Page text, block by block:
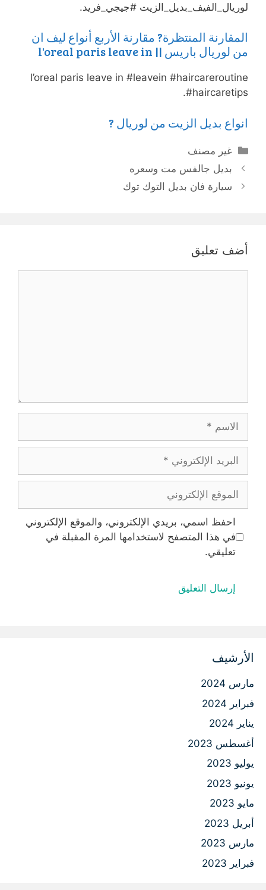
لوريال_الفيف_بديل_الزيت #جيجي_فريد.
المقارنة المنتظرة? مقارنة الأربع أنواع ليف ان
من لوريال باريس || l'oreal paris leave in
l’oreal paris leave in #leavein #haircareroutine
#haircaretips.
انواع بديل الزيت من لوريال ?
التصنيفات
غير مصنف
بديل جالفس مت وسعره
سيارة فان بديل التوك توك
أضف تعليق
الإلكتروني
الإلكتروني
احفظ اسمي، بريدي الإلكتروني، والموقع الإلكتروني
في هذا المتصفح لاستخدامها المرة المقبلة في
تعليقي.
الأرشيف
مارس 2024
فبراير 2024
يناير 2024
أغسطس 2023
يوليو 2023
يونيو 2023
مايو 2023
أبريل 2023
مارس 2023
فبراير 2023